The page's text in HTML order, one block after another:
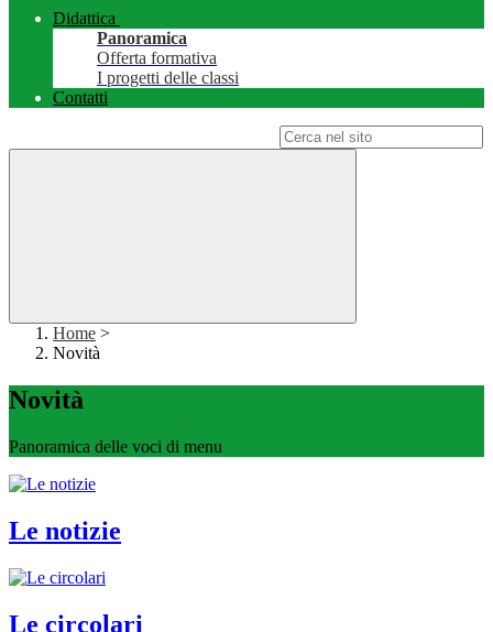
Didattica
Panoramica
Offerta formativa
I progetti delle classi
Contatti
Home >
Novità
Novità
Panoramica delle voci di menu
Le notizie
Le circolari